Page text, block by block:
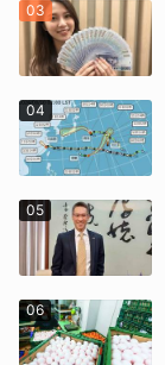
03
04
05
06